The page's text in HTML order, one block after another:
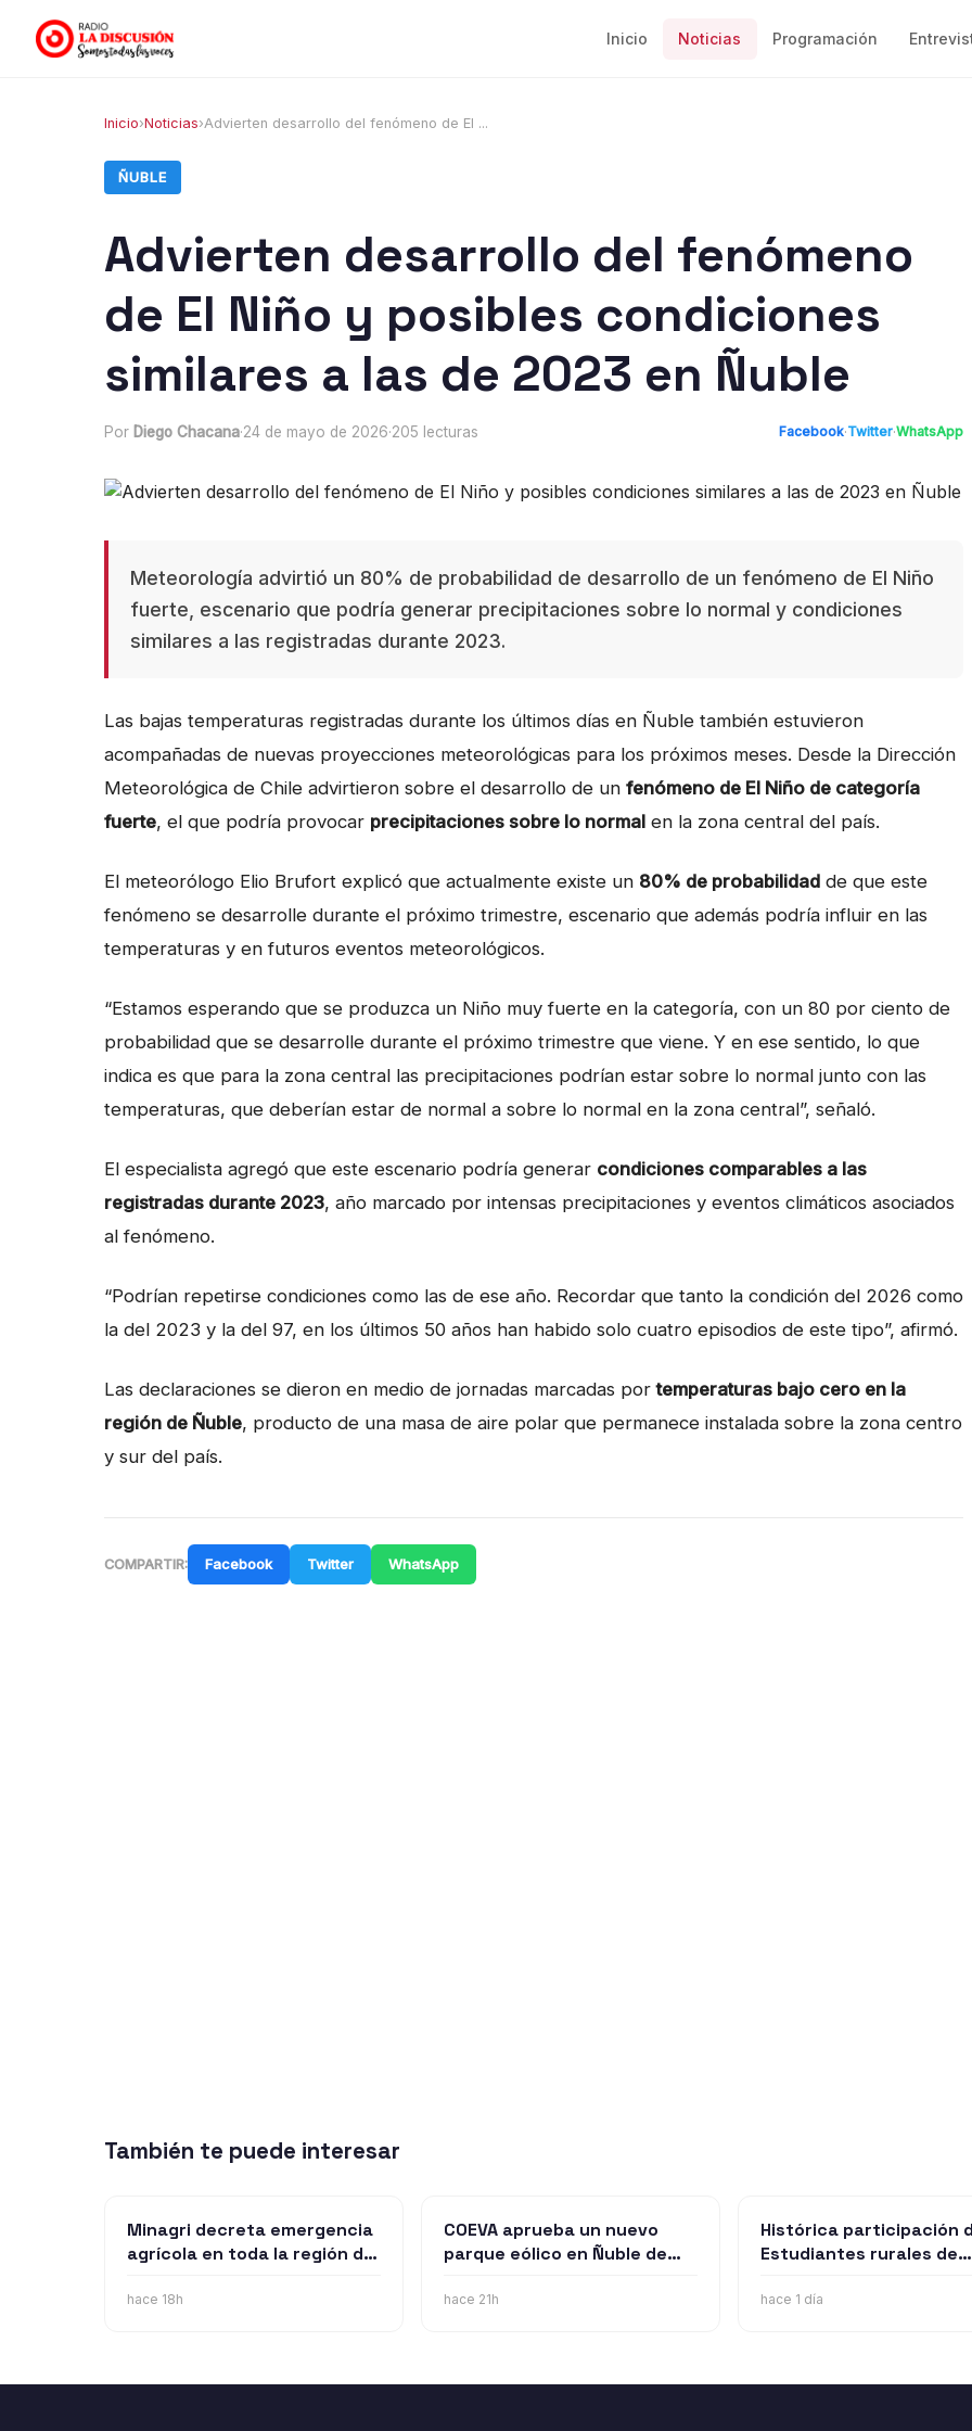
Inicio Noticias Programación
Inicio›Noticias›Advierten desarrollo del fenómeno de El ...
ÑUBLE
Advierten desarrollo del fenómeno
de El Niño y posibles condiciones
similares a las de 2023 en Ñuble
Por Diego Chacana·24 de mayo de 2026·205 lecturas Facebook·Twitter·WhatsApp
Meteorología advirtió un 80% de probabilidad de desarrollo de un fenómeno de El Niño
fuerte, escenario que podría generar precipitaciones sobre lo normal y condiciones
similares a las registradas durante 2023.
Las bajas temperaturas registradas durante los últimos días en Ñuble también estuvieron
acompañadas de nuevas proyecciones meteorológicas para los próximos meses. Desde la Dirección
Meteorológica de Chile advirtieron sobre el desarrollo de un fenómeno de El Niño de categoría
fuerte, el que podría provocar precipitaciones sobre lo normal en la zona central del país.
El meteorólogo Elio Brufort explicó que actualmente existe un 80% de probabilidad de que este
fenómeno se desarrolle durante el próximo trimestre, escenario que además podría influir en las
temperaturas y en futuros eventos meteorológicos.
“Estamos esperando que se produzca un Niño muy fuerte en la categoría, con un 80 por ciento de
probabilidad que se desarrolle durante el próximo trimestre que viene. Y en ese sentido, lo que
indica es que para la zona central las precipitaciones podrían estar sobre lo normal junto con las
temperaturas, que deberían estar de normal a sobre lo normal en la zona central”, señaló.
El especialista agregó que este escenario podría generar condiciones comparables a las
registradas durante 2023, año marcado por intensas precipitaciones y eventos climáticos asociados
al fenómeno.
“Podrían repetirse condiciones como las de ese año. Recordar que tanto la condición del 2026 como
la del 2023 y la del 97, en los últimos 50 años han habido solo cuatro episodios de este tipo”, afirmó.
Las declaraciones se dieron en medio de jornadas marcadas portemperaturas bajo cero en la
región de Ñuble, producto de una masa de aire polar que permanece instalada sobre la zona centro
y sur del país.
COMPARTIR: Facebook Twitter WhatsApp
También te puede interesar
Minagri decreta emergencia
agrícola en toda la región de
provocados por los sistemas
hace 18h
COEVA aprueba un nuevo
parque eólico en Ñuble de
en Ñiquén y San Carlos
hace 21h
Histórica participación
Estudiantes rurales de
de robótica en Estados
hace 1 día